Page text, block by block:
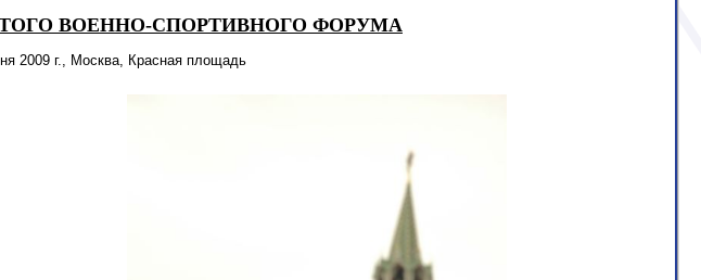
ВОЕННО-СПОРТИВНОГО ФОРУМА
2009 г., Москва, Красная площадь